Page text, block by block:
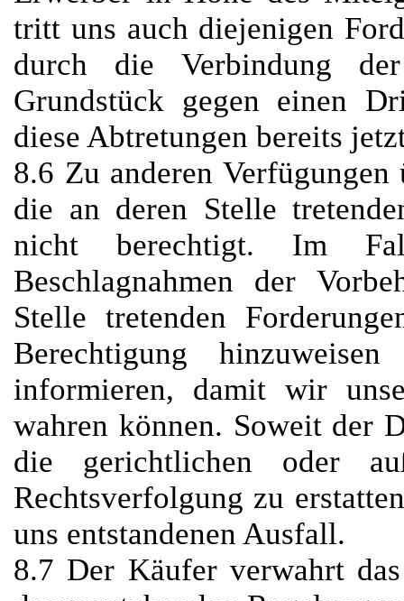
tritt uns auch diejenigen
durch die Verbindung
Grundstück gegen einen
diese Abtretungen bereits
8.6 Zu anderen
die an deren Stelle
nicht berechtigt. Im
Beschlagnahmen der
Stelle tretenden
Berechtigung
informieren, damit wir
wahren können. Soweit der
die gerichtlichen oder
Rechtsverfolgung zu
uns entstandenen Ausfall.
8.7 Der Käufer verwahrt